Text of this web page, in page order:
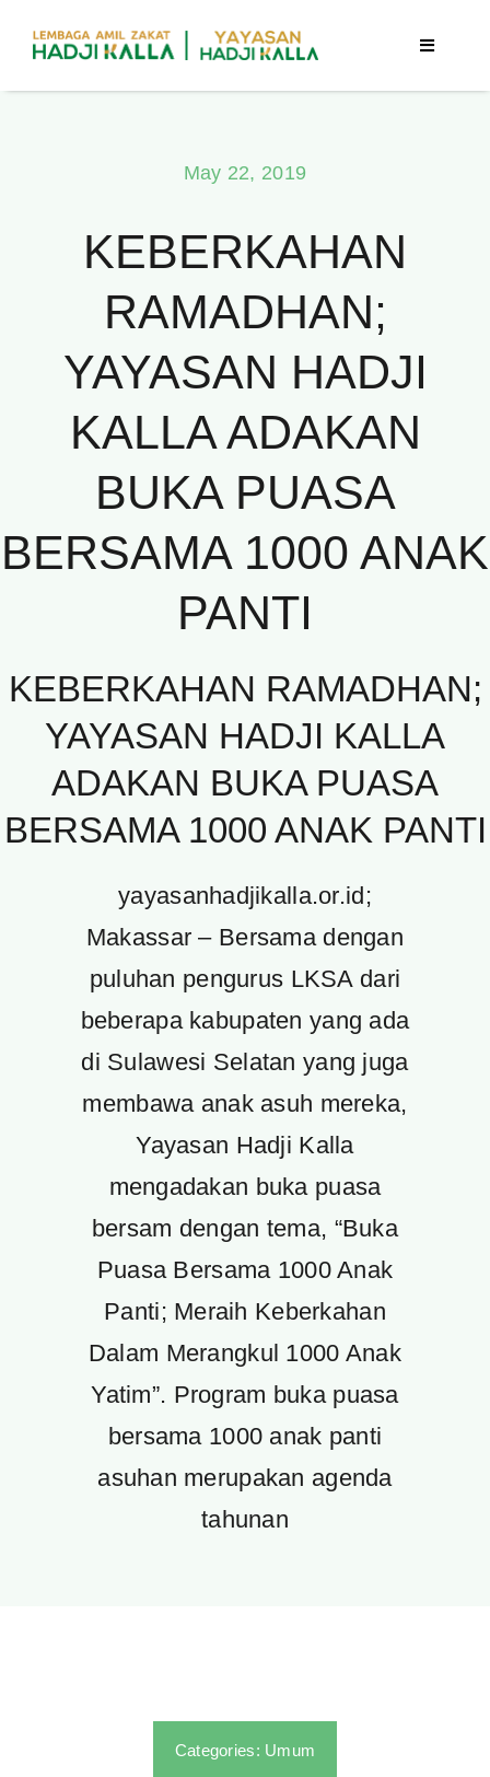
content
Toggle
Program
Publikasi
May 22, 2019
KEBERKAHAN
RAMADHAN;
YAYASAN HADJI
KALLA ADAKAN
BUKA PUASA
BERSAMA 1000 ANAK
PANTI
KEBERKAHAN RAMADHAN;
YAYASAN HADJI KALLA
ADAKAN BUKA PUASA
BERSAMA 1000 ANAK PANTI
yayasanhadjikalla.or.id;
Makassar – Bersama dengan
puluhan pengurus LKSA dari
beberapa kabupaten yang ada
di Sulawesi Selatan yang juga
membawa anak asuh mereka,
Yayasan Hadji Kalla
mengadakan buka puasa
bersam dengan tema, “Buka
Puasa Bersama 1000 Anak
Panti; Meraih Keberkahan
Dalam Merangkul 1000 Anak
Yatim”. Program buka puasa
bersama 1000 anak panti
asuhan merupakan agenda
tahunan
Categories: Umum